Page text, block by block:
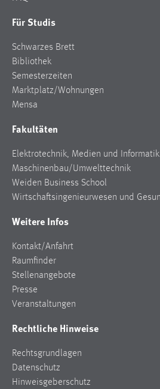
Schwarzes Brett
Bibliothek
Marktplatz/Wohnungen
Mensa
Fakultäten
Maschinenbau/Umwelttechnik
Wirtschaftsingenieurwesen und
Weitere Infos
Kontakt/Anfahrt
Raumfinder
Presse
Veranstaltungen
Rechtliche Hinweise
Rechtsgrundlagen
Datenschutz
Impressum